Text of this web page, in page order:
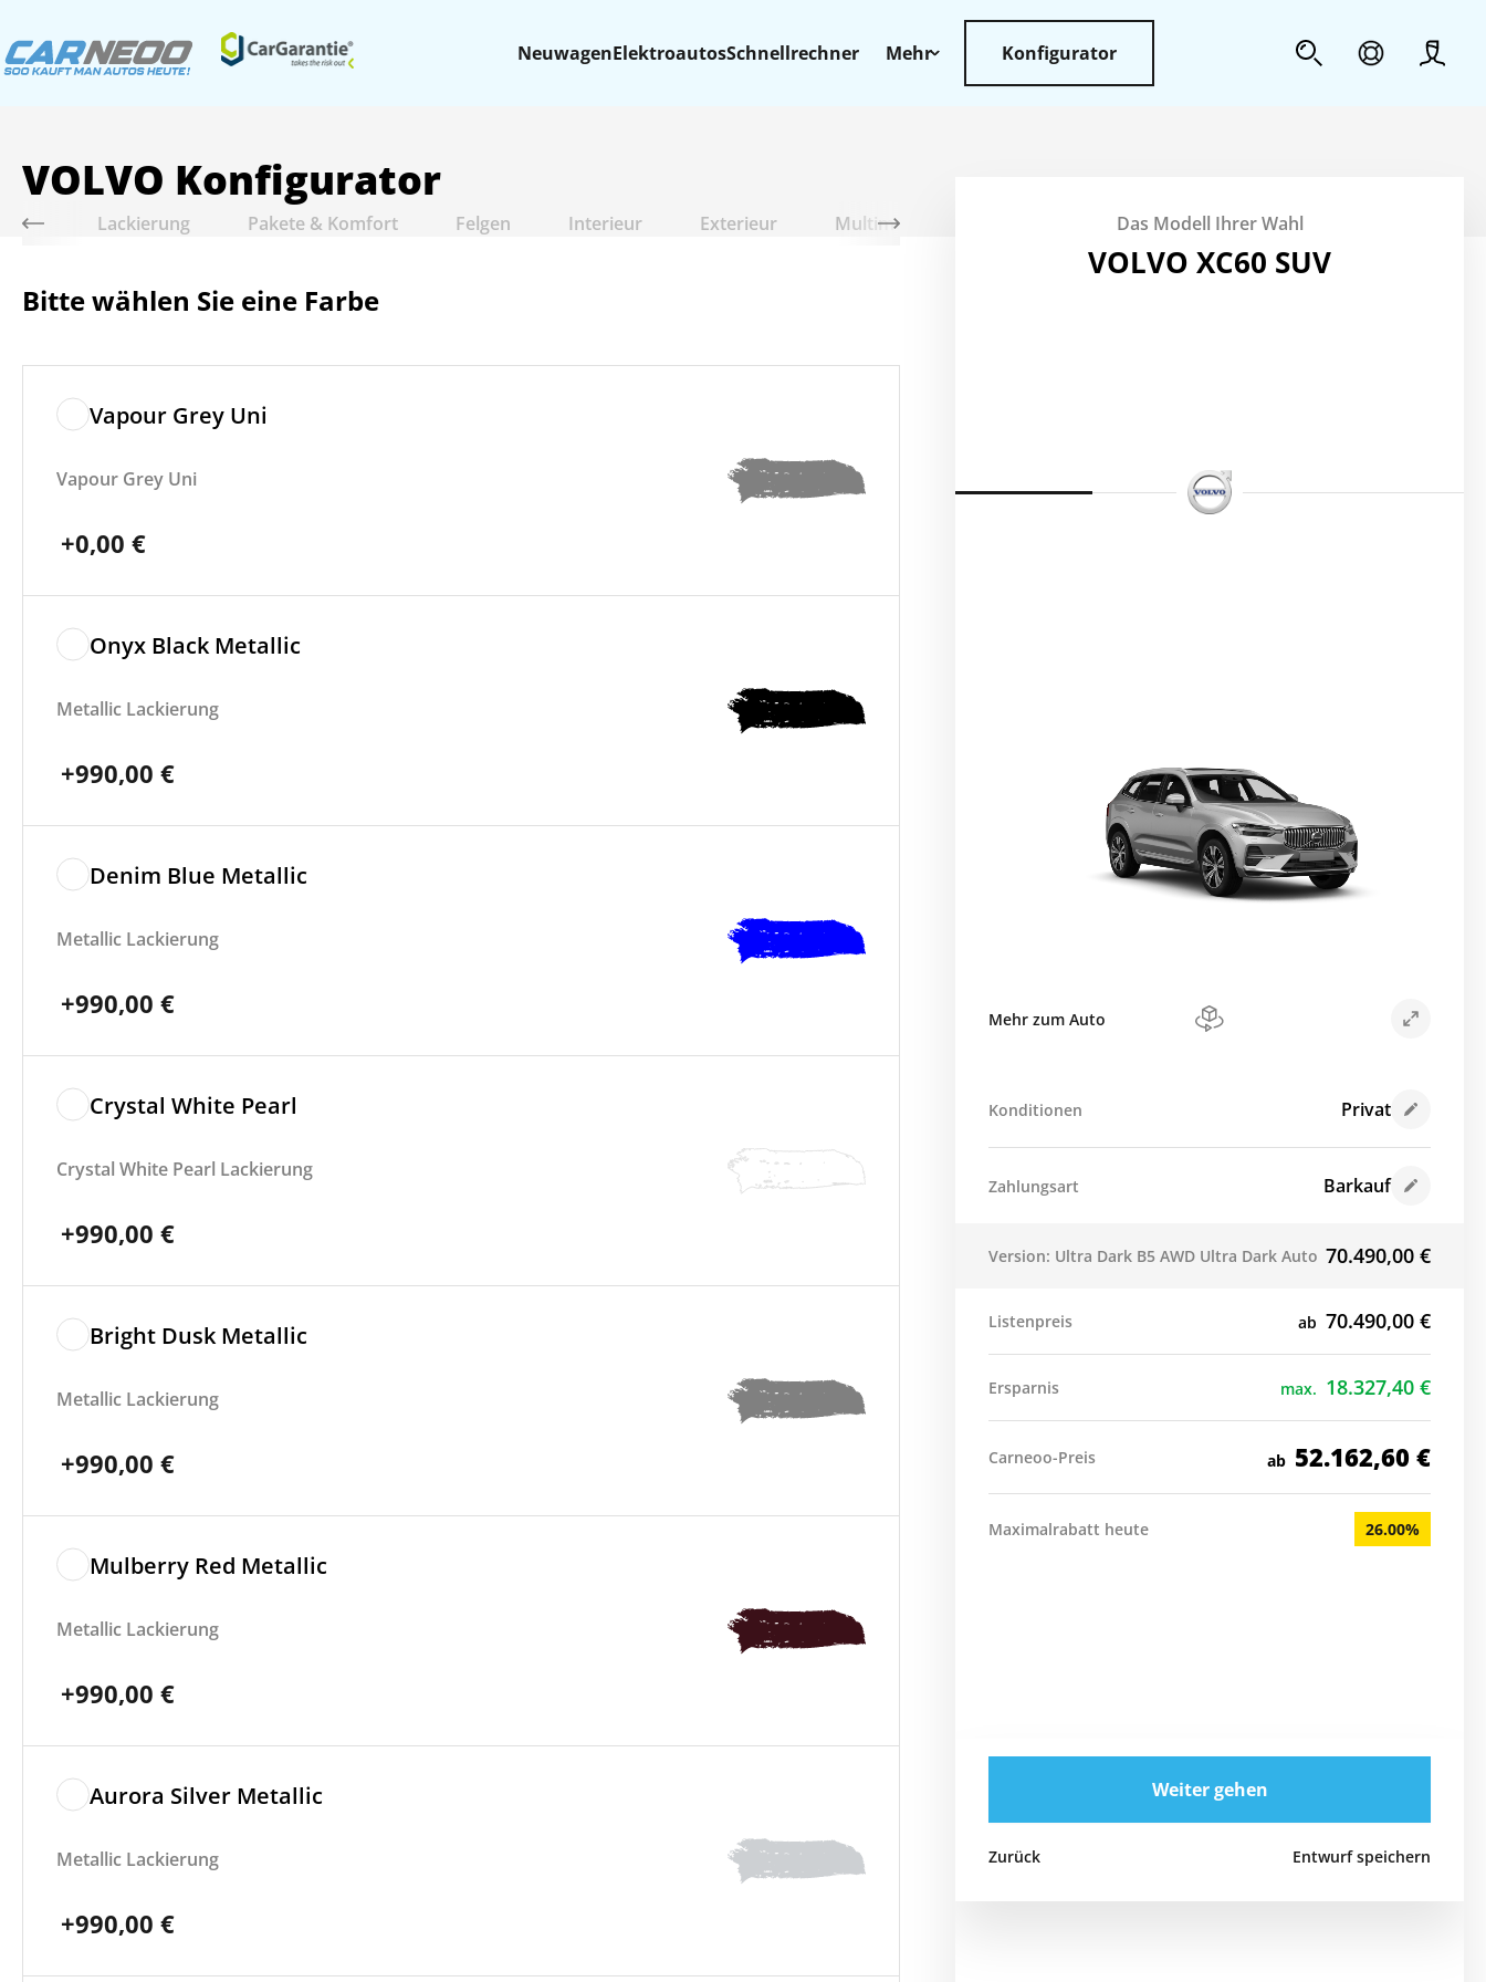
NeuwagenElektroautosSchnellrechner Mehr
Konfigurator
VOLVO Konfigurator
Lackierung Pakete & Komfort Felgen Interieur Exterieur Multimedia Weiteres
Bitte wählen Sie eine Farbe
Vapour Grey Uni
Vapour Grey Uni
+0,00 €
Onyx Black Metallic
Metallic Lackierung
+990,00 €
Denim Blue Metallic
Metallic Lackierung
+990,00 €
Crystal White Pearl
Crystal White Pearl Lackierung
+990,00 €
Bright Dusk Metallic
Metallic Lackierung
+990,00 €
Mulberry Red Metallic
Metallic Lackierung
+990,00 €
Aurora Silver Metallic
Metallic Lackierung
+990,00 €
Das Modell Ihrer Wahl
VOLVO XC60 SUV
Mehr zum Auto
Konditionen Privat
Zahlungsart Barkauf
Version: Ultra Dark B5 AWD Ultra Dark Auto 70.490,00 €
Listenpreis ab 70.490,00 €
Ersparnis max. 18.327,40 €
Carneoo-Preis ab 52.162,60 €
Maximalrabatt heute 26.00%
Weiter gehen
Zurück Entwurf speichern